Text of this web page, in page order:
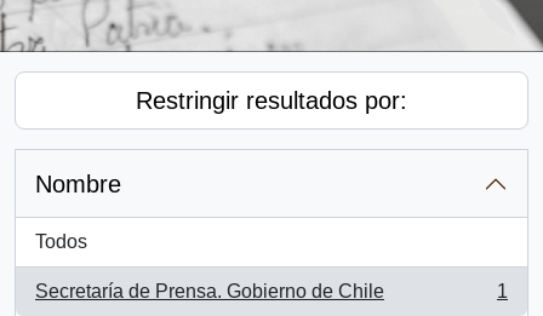
Restringir resultados por:
Nombre
Todos
Secretaría de Prensa. Gobierno de Chile
, 1 resultados
1